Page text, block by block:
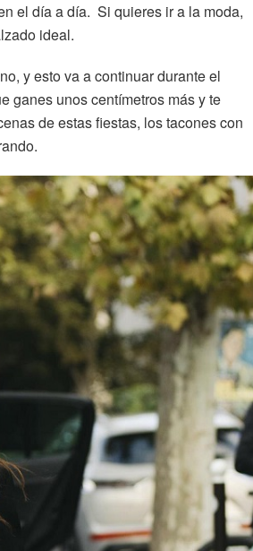
el día a día. Si quieres ir a la moda,
ideal.
y esto va a continuar durante el
ganes unos centímetros más y te
de estas fiestas, los tacones con